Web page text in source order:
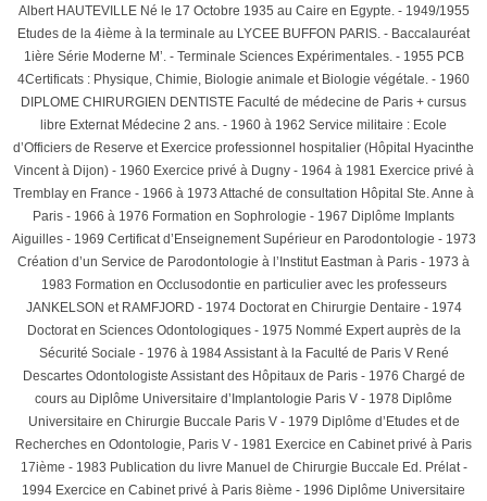
Albert HAUTEVILLE Né le 17 Octobre 1935 au Caire en Egypte. - 1949/1955
Etudes de la 4ième à la terminale au LYCEE BUFFON PARIS. - Baccalauréat
1ière Série Moderne M’. - Terminale Sciences Expérimentales. - 1955 PCB
4Certificats : Physique, Chimie, Biologie animale et Biologie végétale. - 1960
DIPLOME CHIRURGIEN DENTISTE Faculté de médecine de Paris + cursus
libre Externat Médecine 2 ans. - 1960 à 1962 Service militaire : Ecole
d’Officiers de Reserve et Exercice professionnel hospitalier (Hôpital Hyacinthe
Vincent à Dijon) - 1960 Exercice privé à Dugny - 1964 à 1981 Exercice privé à
Tremblay en France - 1966 à 1973 Attaché de consultation Hôpital Ste. Anne à
Paris - 1966 à 1976 Formation en Sophrologie - 1967 Diplôme Implants
Aiguilles - 1969 Certificat d’Enseignement Supérieur en Parodontologie - 1973
Création d’un Service de Parodontologie à l’Institut Eastman à Paris - 1973 à
1983 Formation en Occlusodontie en particulier avec les professeurs
JANKELSON et RAMFJORD - 1974 Doctorat en Chirurgie Dentaire - 1974
Doctorat en Sciences Odontologiques - 1975 Nommé Expert auprès de la
Sécurité Sociale - 1976 à 1984 Assistant à la Faculté de Paris V René
Descartes Odontologiste Assistant des Hôpitaux de Paris - 1976 Chargé de
cours au Diplôme Universitaire d’Implantologie Paris V - 1978 Diplôme
Universitaire en Chirurgie Buccale Paris V - 1979 Diplôme d’Etudes et de
Recherches en Odontologie, Paris V - 1981 Exercice en Cabinet privé à Paris
17ième - 1983 Publication du livre Manuel de Chirurgie Buccale Ed. Prélat -
1994 Exercice en Cabinet privé à Paris 8ième - 1996 Diplôme Universitaire